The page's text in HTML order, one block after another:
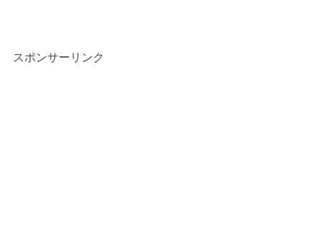
スポンサーリンク